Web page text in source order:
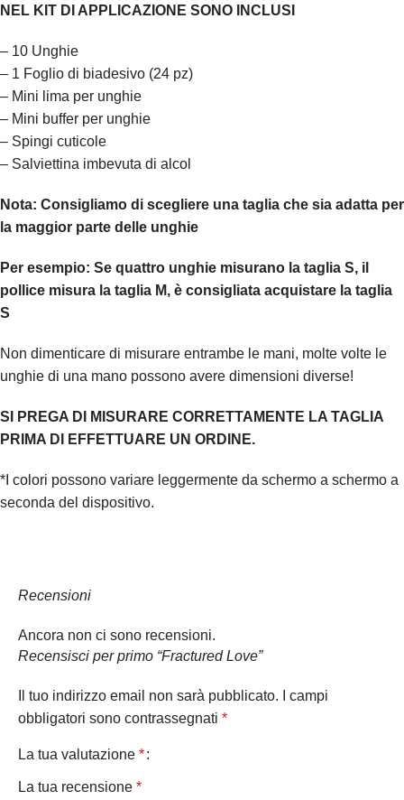
NEL KIT DI APPLICAZIONE SONO INCLUSI
– 10 Unghie
– 1 Foglio di biadesivo (24 pz)
– Mini lima per unghie
– Mini buffer per unghie
– Spingi cuticole
– Salviettina imbevuta di alcol
Nota: Consigliamo di scegliere una taglia che sia adatta per
la maggior parte delle unghie
Per esempio: Se quattro unghie misurano la taglia S, il
pollice misura la taglia M, è consigliata acquistare la taglia
S
Non dimenticare di misurare entrambe le mani, molte volte le
unghie di una mano possono avere dimensioni diverse!
SI PREGA DI MISURARE CORRETTAMENTE LA TAGLIA
PRIMA DI EFFETTUARE UN ORDINE.
*I colori possono variare leggermente da schermo a schermo a
seconda del dispositivo.
Recensioni
Ancora non ci sono recensioni.
Recensisci per primo “Fractured Love”
Il tuo indirizzo email non sarà pubblicato.
I campi
obbligatori sono contrassegnati *
La tua valutazione *
La tua recensione *